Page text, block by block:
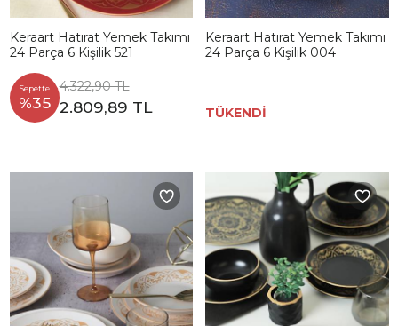
Keraart Hatırat Yemek Takımı
24 Parça 6 Kişilik 521
Sepette
%35
4.322,90 TL
2.809,89 TL
Keraart Hatırat Yemek Takımı
24 Parça 6 Kişilik 004
TÜKENDİ